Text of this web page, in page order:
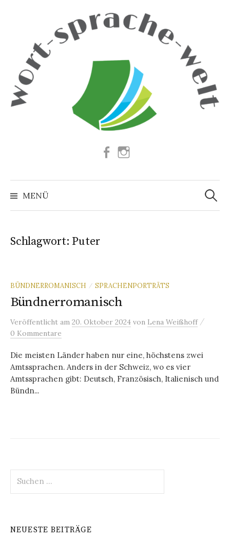
Facebook
MENÜ
Suchen
nach:
Schlagwort: Puter
BÜNDNERROMANISCH / SPRACHENPORTRÄTS
Bündnerromanisch
Veröffentlicht am 20. Oktober 2024 von Lena Weißhoff /
0 Kommentare
Die meisten Länder haben nur eine, höchstens zwei
Amtssprachen. Anders in der Schweiz, wo es vier
Amtssprachen gibt: Deutsch, Französisch, Italienisch und
Bündn...
nach:
NEUESTE BEITRÄGE